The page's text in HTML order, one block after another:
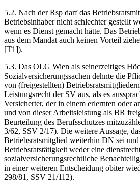
5.2. Nach der Rsp darf das
Betriebsinhaber nicht schlechter gestellt
wenn es Dienst gemacht hätte. Das
aus dem Mandat auch keinen Vorteil
[T1]).
5.3. Das OLG Wien als seinerzeitiges
Sozialversicherungssachen dehnte die
von (freigestellten)
Leistungsrecht der SV aus, als es
Versicherter, der in einem erlernten oder
und von dieser Arbeitsleistung als BR
Beurteilung des Berufsschutzes
3/62, SSV 2/17). Die weitere Aussage,
Betriebsratsmitglied weiterhin DN sei
Betriebsratstätigkeit weder eine
sozialversicherungsrechtliche
in einer weiteren Entscheidung obiter
298/81, SSV 21/112).